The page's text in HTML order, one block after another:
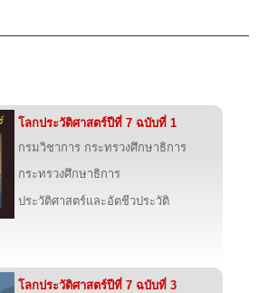
โลกประวัติศาสตร์ปีที่ 7 ฉบับที่ 1
กรมวิชาการ กระทรวงศึกษาธิการ
กระทรวงศึกษาธิการ
ประวัติศาสตร์และอัตชีวประวัติ
โลกประวัติศาสตร์ปีที่ 7 ฉบับที่ 3